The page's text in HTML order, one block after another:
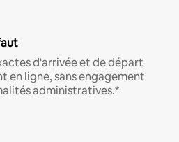
d'arrivée et de départ
en ligne, sans engagement
administratives.*